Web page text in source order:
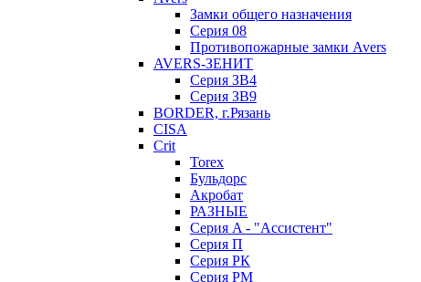
Замки общего назначения
Серия 08
Противопожарные замки Avers
AVERS-ЗЕНИТ
Серия ЗВ4
Серия ЗВ9
BORDER, г.Рязань
CISA
Crit
Torex
Бульдорс
Акробат
РАЗНЫЕ
Серия A - "Ассистент"
Серия П
Серия РК
Серия РМ